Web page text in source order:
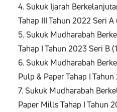
4. Sukuk Ijarah
Tahap III Tahun 2022 Seri A
5. Sukuk Mudharabah
Tahap I Tahun 2023 Seri B
6. Sukuk Mudharabah
Pulp & Paper Tahap I
7. Sukuk Mudharabah
Paper Mills Tahap I Tahun